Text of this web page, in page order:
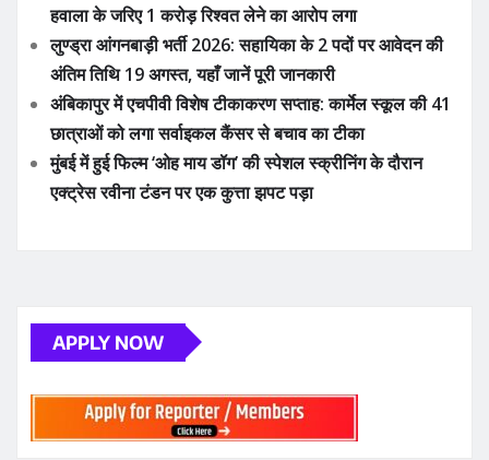
हवाला के जरिए 1 करोड़ रिश्वत लेने का आरोप लगा
लुण्ड्रा आंगनबाड़ी भर्ती 2026: सहायिका के 2 पदों पर आवेदन की
अंतिम तिथि 19 अगस्त, यहाँ जानें पूरी जानकारी
अंबिकापुर में एचपीवी विशेष टीकाकरण सप्ताह: कार्मेल स्कूल की 41
छात्राओं को लगा सर्वाइकल कैंसर से बचाव का टीका
मुंबई में हुई फिल्म ‘ओह माय डॉग’ की स्पेशल स्क्रीनिंग के दौरान
एक्ट्रेस रवीना टंडन पर एक कुत्ता झपट पड़ा
APPLY NOW